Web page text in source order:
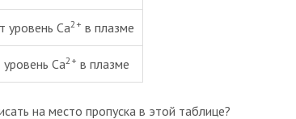
уровень Са2+ в плазме
Са2+ в плазме
на место пропуска в этой таблице?